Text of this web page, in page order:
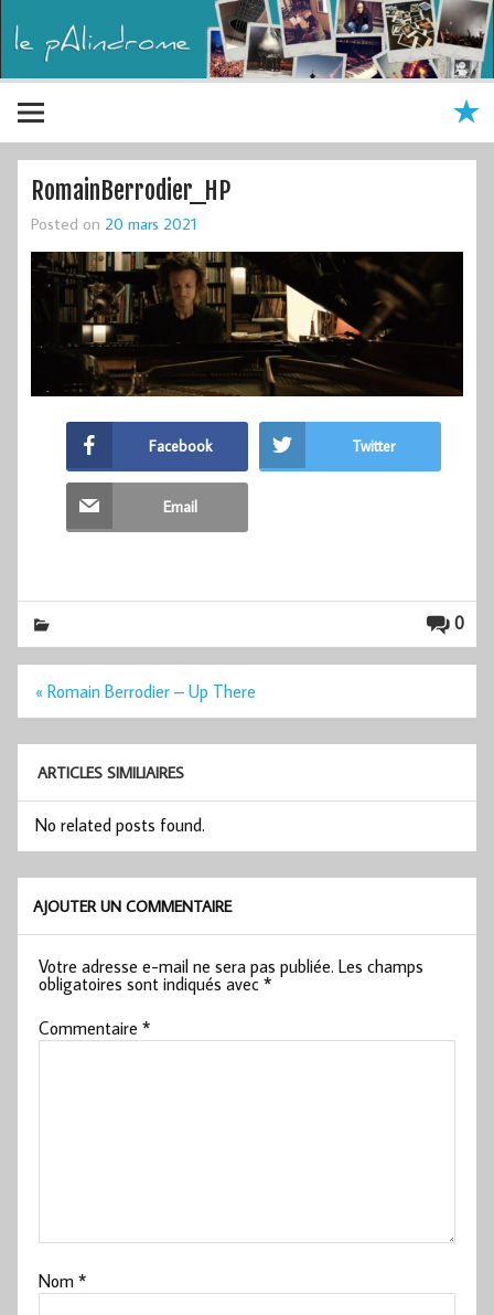
RomainBerrodier_HP
Posted on 20 mars 2021
Facebook Twitter
Email
0
Navigation
l’article
« Romain Berrodier – Up There
ARTICLES SIMILIAIRES
No related posts found.
AJOUTER UN COMMENTAIRE
Votre adresse e-mail ne sera pas publiée. Les champs
obligatoires sont indiqués avec*
Commentaire*
Nom*